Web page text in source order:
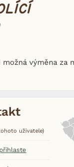
výměna za
uživatele)